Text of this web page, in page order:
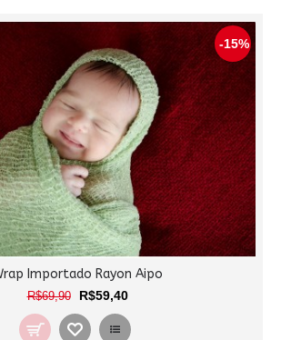
-15%
Importado Rayon Aipo
R$69,90 R$59,40